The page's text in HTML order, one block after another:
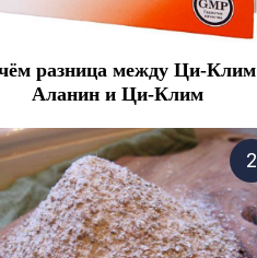
разница между Ци-Клим
Аланин и Ци-Клим